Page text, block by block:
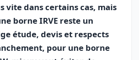
vite dans certains cas, mais
borne IRVE reste un
étude, devis et respects
pour une borne